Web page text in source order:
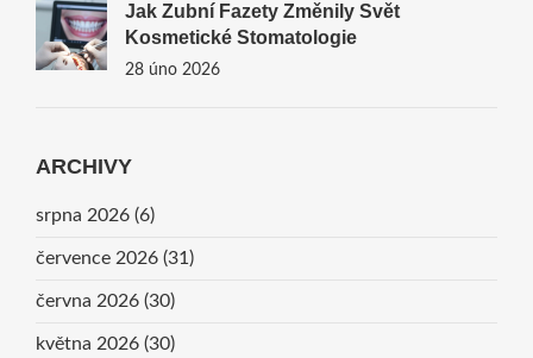
Jak Zubní Fazety Změnily Svět
Kosmetické Stomatologie
28 úno 2026
ARCHIVY
srpna 2026 (6)
července 2026 (31)
června 2026 (30)
května 2026 (30)